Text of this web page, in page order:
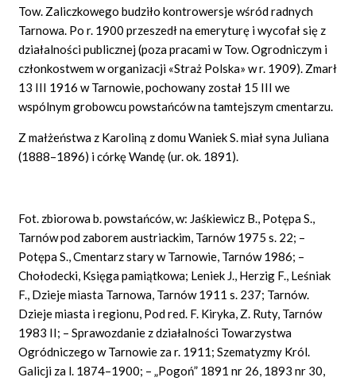
Tow. Zaliczkowego budziło kontrowersje wśród radnych
Tarnowa. Po r. 1900 przeszedł na emeryturę i wycofał się z
działalności publicznej (poza pracami w Tow. Ogrodniczym i
członkostwem w organizacji «Straż Polska» w r. 1909). Zmarł
13 III 1916 w Tarnowie, pochowany został 15 III we
wspólnym grobowcu powstańców na tamtejszym cmentarzu.
Z małżeństwa z Karoliną z domu Waniek S. miał syna Juliana
(1888–1896) i córkę Wandę (ur. ok. 1891).
Fot. zbiorowa b. powstańców, w: Jaśkiewicz B., Potępa S.,
Tarnów pod zaborem austriackim, Tarnów 1975 s. 22; –
Potępa S., Cmentarz stary w Tarnowie, Tarnów 1986; –
Chołodecki, Księga pamiątkowa; Leniek J., Herzig F., Leśniak
F., Dzieje miasta Tarnowa, Tarnów 1911 s. 237; Tarnów.
Dzieje miasta i regionu, Pod red. F. Kiryka, Z. Ruty, Tarnów
1983 II; – Sprawozdanie z działalności Towarzystwa
Ogródniczego w Tarnowie za r. 1911; Szematyzmy Król.
Galicji za l. 1874–1900; – „Pogoń” 1891 nr 26, 1893 nr 30,